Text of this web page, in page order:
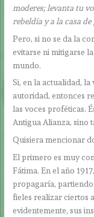
moderes; levanta tu
rebeldía y a la casa
Pero, si no se da la
evitarse ni mitigarse
mundo.
Si, en la actualidad,
autoridad, entonces
las voces proféticas.
Antigua Alianza, sino
Quisiera mencionar
El primero es muy
Fátima. En el año
propagaría, partiendo
fieles realizar ciertos
evidentemente, sus